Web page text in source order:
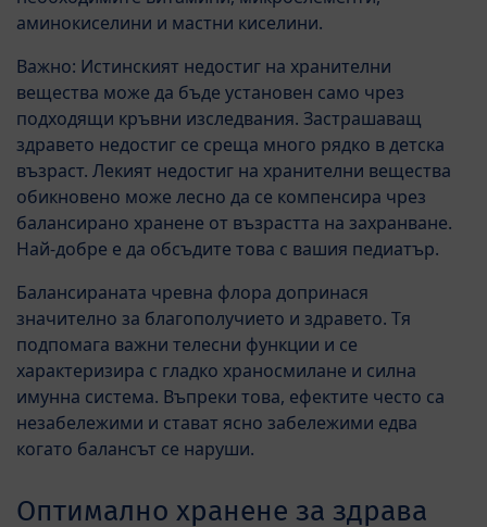
аминокиселини и мастни киселини.
Важно: Истинският недостиг на хранителни
вещества може да бъде установен само чрез
подходящи кръвни изследвания. Застрашаващ
здравето недостиг се среща много рядко в детска
възраст. Лекият недостиг на хранителни вещества
обикновено може лесно да се компенсира чрез
балансирано хранене от възрастта на захранване.
Най-добре е да обсъдите това с вашия педиатър.
Балансираната чревна флора допринася
значително за благополучието и здравето. Тя
подпомага важни телесни функции и се
характеризира с гладко храносмилане и силна
имунна система. Въпреки това, ефектите често са
незабележими и стават ясно забележими едва
когато балансът се наруши.
Оптимално хранене за здрава